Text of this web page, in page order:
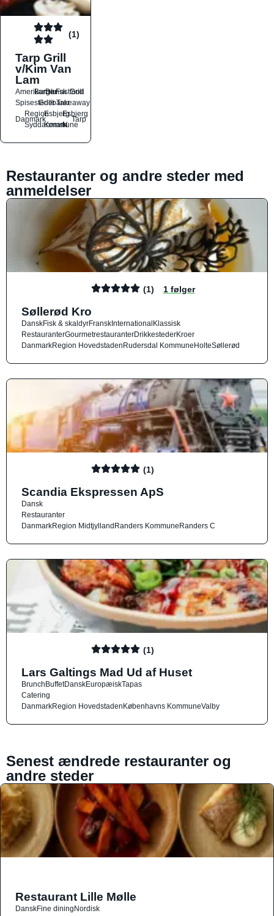
(1)
Tarp Grill
v/Kim Van
Lam
Amerikansk
BurgerDanskFastfood
Grill
SpisestederGrillbarerTakeaway
Danmark
Region
Syddanmark
Esbjerg
Kommune
Esbjerg
N
Tarp
Restauranter og andre steder med
anmeldelser
(1) 1 følger
Søllerød Kro
DanskFisk & skaldyrFranskInternationalKlassisk
RestauranterGourmetrestauranterDrikkestederKroer
DanmarkRegion HovedstadenRudersdal KommuneHolteSøllerød
(1)
Scandia Ekspressen ApS
Dansk
Restauranter
DanmarkRegion MidtjyllandRanders KommuneRanders C
(1)
Lars Galtings Mad Ud af Huset
BrunchBuffetDanskEuropæiskTapas
Catering
DanmarkRegion HovedstadenKøbenhavns KommuneValby
Senest ændrede restauranter og
andre steder
Restaurant Lille Mølle
DanskFine diningNordisk